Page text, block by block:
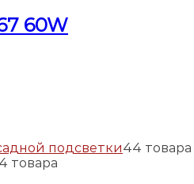
60W
подсветки44 товара
товара